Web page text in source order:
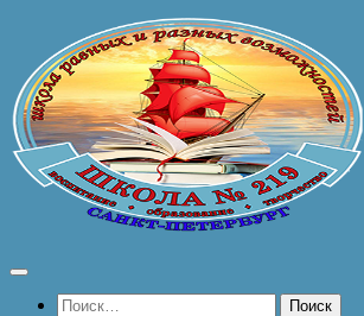
содержимому
Найти: